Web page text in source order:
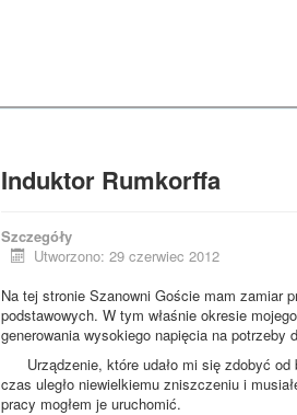
Induktor Rumkorffa
Szczegóły
Utworzono: 29 czerwiec 2012
Na tej stronie Szanowni Goście mam zamiar
podstawowych. W tym właśnie okresie
generowania wysokiego napięcia na
Urządzenie, które udało mi się zdobyć od
czas uległo niewielkiemu zniszczeniu i
pracy mogłem je uruchomić.